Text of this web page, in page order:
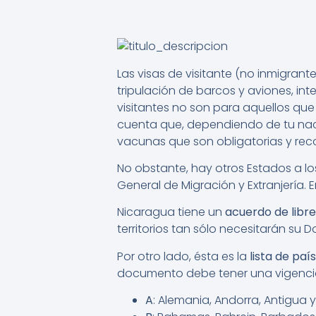
Las visas de visitante (no
tripulación de barcos y aviones,
visitantes no son para aquellos
cuenta que, dependiendo de tu
vacunas que son obligatorias y
No obstante, hay otros Estados a
General de Migración y Extranjería.
Nicaragua tiene un acuerdo de
territorios tan sólo necesitarán su
Por otro lado, ésta es la lista de
documento debe tener una
A: Alemania, Andorra, Antigua